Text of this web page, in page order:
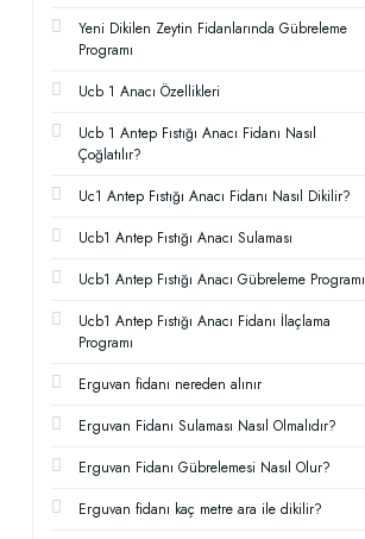
Yeni Dikilen Zeytin Fidanlarında Gübreleme
Programı
Ucb 1 Anacı Özellikleri
Ucb 1 Antep Fıstığı Anacı Fidanı Nasıl
Çoğlatılır?
Uc1 Antep Fıstığı Anacı Fidanı Nasıl Dikilir?
Ucb1 Antep Fıstığı Anacı Sulaması
Ucb1 Antep Fıstığı Anacı Gübreleme Programı
Ucb1 Antep Fıstığı Anacı Fidanı İlaçlama
Programı
Erguvan fidanı nereden alınır
Erguvan Fidanı Sulaması Nasıl Olmalıdır?
Erguvan Fidanı Gübrelemesi Nasıl Olur?
Erguvan fidanı kaç metre ara ile dikilir?